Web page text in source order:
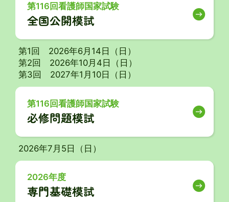
第116回看護師国家試験
全国公開模試
第1回 2026年6月14日（日）
第2回 2026年10月4日（日）
第3回 2027年1月10日（日）
第116回看護師国家試験
必修問題模試
2026年7月5日（日）
2026年度
専門基礎模試